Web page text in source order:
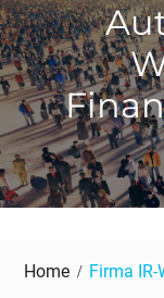
Home Firma